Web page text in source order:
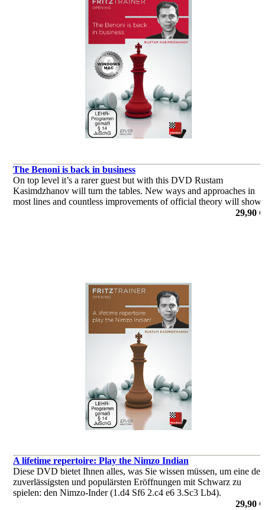
The Benoni is back in business
On top level it’s a rarer guest but with this DVD Rustam
Kasimdzhanov will turn the tables. New ways and approaches in
most lines and countless improvements of official theory will show
29,90 €
A lifetime repertoire: Play the Nimzo Indian
Diese DVD bietet Ihnen alles, was Sie wissen müssen, um eine der
zuverlässigsten und populärsten Eröffnungen mit Schwarz zu
spielen: den Nimzo-Inder (1.d4 Sf6 2.c4 e6 3.Sc3 Lb4).
29,90 €